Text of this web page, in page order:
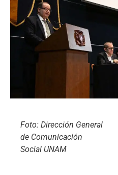
Foto: Dirección General
de Comunicación
Social UNAM